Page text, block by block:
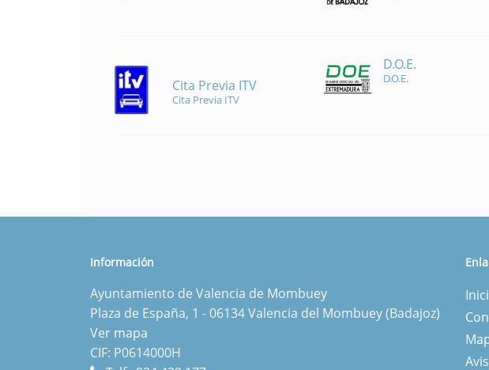
Cita Previa ITV
Cita Previa ITV
D.O.E.
D.O.E.
Información
Ayuntamiento de Valencia de Mombuey
Plaza de España, 1 - 06134 Valencia del Mombuey (Badajoz)
Ver mapa
CIF: P0614000H